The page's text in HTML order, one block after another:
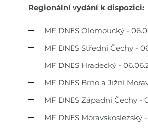
Regionální vydání k dispozici:
MF DNES Olomoucký -
MF DNES Střední Čechy -
MF DNES Hradecký -
MF DNES Brno a Jižní
MF DNES Západní Čechy -
MF DNES Moravskoslezský